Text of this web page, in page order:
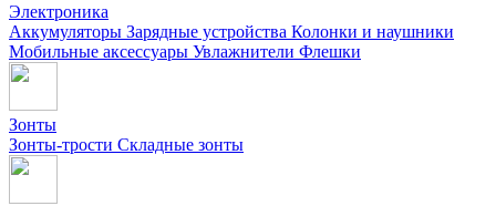
Электроника
Аккумуляторы Зарядные устройства Колонки и наушники
Мобильные аксессуары Увлажнители Флешки
Зонты
Зонты-трости Складные зонты